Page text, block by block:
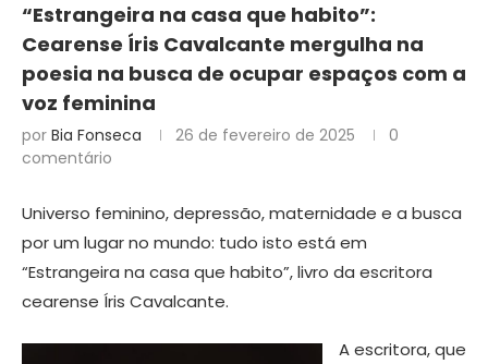
“Estrangeira na casa que habito”:
Cearense Íris Cavalcante mergulha na
poesia na busca de ocupar espaços com a
voz feminina
por Bia Fonseca 26 de fevereiro de 2025
0
comentário
Universo feminino, depressão, maternidade e a busca
por um lugar no mundo: tudo isto está em
“Estrangeira na casa que habito”, livro da escritora
cearense Íris Cavalcante.
A escritora, que